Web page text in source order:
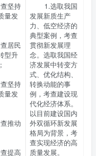
坚持
量发
居民
型升
坚持
量发
推动
提高
1.选取我国
发展新质生产
力、低空经济的
典型案例，考查
贯彻新发展理
念。选取我国经
济发展中转变方
式、优化结构、
转换动能的事
例，考查建设现
代化经济体系。
以目前建设国内
外双循环新发展
格局为背景，考
查实现经济的高
质量发展。